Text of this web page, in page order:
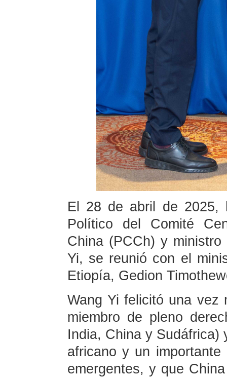
El 28 de abril de 2025,
Político del Comité
China (PCCh) y
Yi, se reunió con el
Etiopía, Gedion
Wang Yi felicitó una vez
miembro de pleno
India, China y
africano y un
emergentes, y que